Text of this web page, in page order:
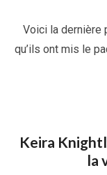
Voici la dernière
qu’ils ont mis le
Keira
la